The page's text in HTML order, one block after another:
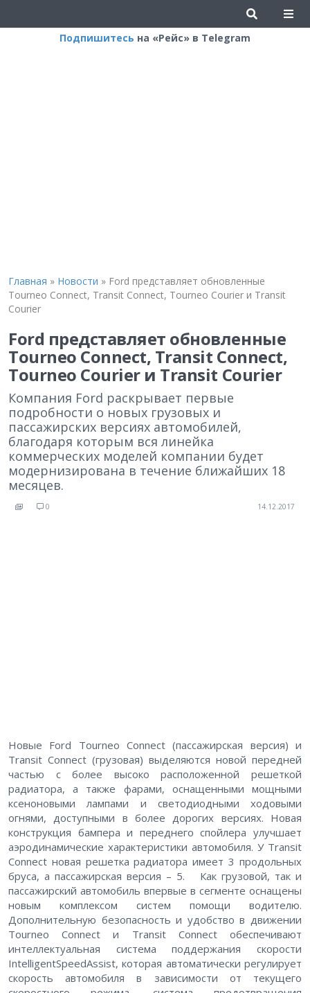
Подпишитесь на «Рейс» в Telegram
Главная » Новости » Ford представляет обновленные
Tourneo Connect, Transit Connect, Tourneo Courier и Transit
Courier
Ford представляет обновленные
Tourneo Connect, Transit Connect,
Tourneo Courier и Transit Courier
Компания Ford раскрывает первые
подробности о новых грузовых и
пассажирских версиях автомобилей,
благодаря которым вся линейка
коммерческих моделей компании будет
модернизирована в течение ближайших 18
месяцев.
0 14.12.2017
Новые Ford Tourneo Connect (пассажирская версия) и
Transit Connect (грузовая) выделяются новой передней
частью с более высоко расположенной решеткой
радиатора, а также фарами, оснащенными мощными
ксеноновыми лампами и светодиодными ходовыми
огнями, доступными в более дорогих версиях. Новая
конструкция бампера и переднего спойлера улучшает
аэродинамические характеристики автомобиля. У Transit
Connect новая решетка радиатора имеет 3 продольных
бруса, а пассажирская версия – 5. Как грузовой, так и
пассажирский автомобиль впервые в сегменте оснащены
новым комплексом систем помощи водителю.
Дополнительную безопасность и удобство в движении
Tourneo Connect и Transit Connect обеспечивают
интеллектуальная система поддержания скорости
IntelligentSpeedAssist, которая автоматически регулирует
скорость автомобиля в зависимости от текущего